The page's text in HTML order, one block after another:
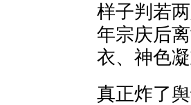
样子判若
年宗庆后
衣、神色
真正炸了